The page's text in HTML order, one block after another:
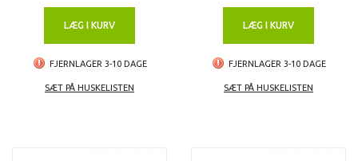
LÆG I KURV
FJERNLAGER 3-10 DAGE
SÆT PÅ HUSKELISTEN
LÆG I KURV
FJERNLAGER 3-10 DAGE
SÆT PÅ HUSKELISTEN